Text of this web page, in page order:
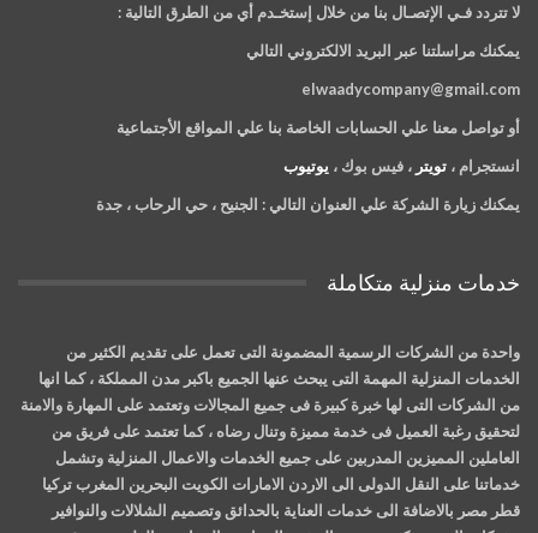
لا تتردد فـي الإتصـال بنا من خلال إستخـدم أي من الطرق التالية :
يمكنك مراسلتنا عبر البريد الالكتروني التالي
elwaadycompany@gmail.com
أو تواصل معنا علي الحسابات الخاصة بنا علي المواقع الأجتماعية
انستجرام ، تويتر ، فيس بوك ، يوتيوب
يمكنك زيارة الشركة علي العنوان التالي : الجنيح ، حي الرحاب ، جدة
خدمات منزلية متكاملة
واحدة من الشركات الرسمية المضمونة التى تعمل على تقديم الكثير من
الخدمات المنزلية المهمة التى يبحث عنها الجميع باكبر مدن المملكة ، كما انها
من الشركات التى لها خبرة كبيرة فى جميع المجالات وتعتمد على المهارة والامنة
لتحقيق رغبة العميل فى خدمة مميزة وتنال رضاه ، كما تعتمد على فريق من
العاملين المميزين المدربين على جميع الخدمات والاعمال المنزلية وتشمل
خدماتنا على النقل الدولى الى الاردن الامارات الكويت البحرين المغرب تركيا
قطر مصر بالاضافة الى خدمات العناية بالحدائق وتصميم الشلالات والنوافير